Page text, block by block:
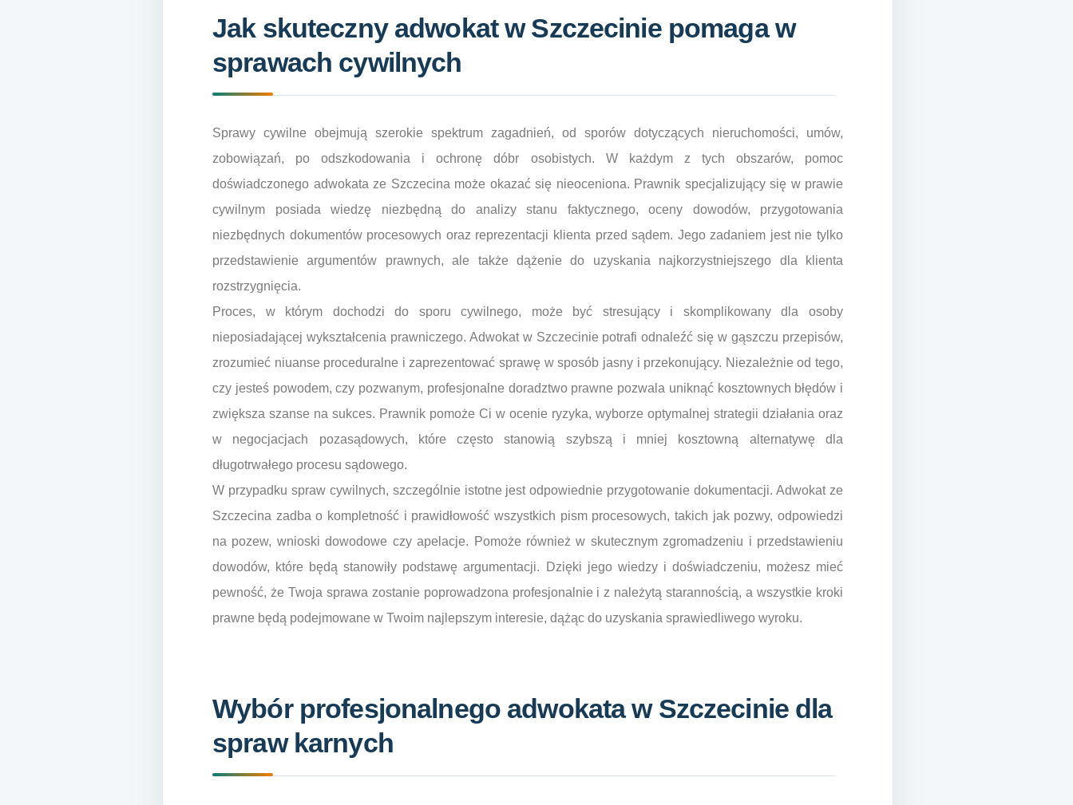
Jak skuteczny adwokat w Szczecinie pomaga w
sprawach cywilnych
Sprawy cywilne obejmują szerokie spektrum zagadnień, od sporów dotyczących nieruchomości, umów,
zobowiązań, po odszkodowania i ochronę dóbr osobistych. W każdym z tych obszarów, pomoc
doświadczonego adwokata ze Szczecina może okazać się nieoceniona. Prawnik specjalizujący się w prawie
cywilnym posiada wiedzę niezbędną do analizy stanu faktycznego, oceny dowodów, przygotowania
niezbędnych dokumentów procesowych oraz reprezentacji klienta przed sądem. Jego zadaniem jest nie tylko
przedstawienie argumentów prawnych, ale także dążenie do uzyskania najkorzystniejszego dla klienta
rozstrzygnięcia.
Proces, w którym dochodzi do sporu cywilnego, może być stresujący i skomplikowany dla osoby
nieposiadającej wykształcenia prawniczego. Adwokat w Szczecinie potrafi odnaleźć się w gąszczu przepisów,
zrozumieć niuanse proceduralne i zaprezentować sprawę w sposób jasny i przekonujący. Niezależnie od tego,
czy jesteś powodem, czy pozwanym, profesjonalne doradztwo prawne pozwala uniknąć kosztownych błędów i
zwiększa szanse na sukces. Prawnik pomoże Ci w ocenie ryzyka, wyborze optymalnej strategii działania oraz
w negocjacjach pozasądowych, które często stanowią szybszą i mniej kosztowną alternatywę dla
długotrwałego procesu sądowego.
W przypadku spraw cywilnych, szczególnie istotne jest odpowiednie przygotowanie dokumentacji. Adwokat ze
Szczecina zadba o kompletność i prawidłowość wszystkich pism procesowych, takich jak pozwy, odpowiedzi
na pozew, wnioski dowodowe czy apelacje. Pomoże również w skutecznym zgromadzeniu i przedstawieniu
dowodów, które będą stanowiły podstawę argumentacji. Dzięki jego wiedzy i doświadczeniu, możesz mieć
pewność, że Twoja sprawa zostanie poprowadzona profesjonalnie i z należytą starannością, a wszystkie kroki
prawne będą podejmowane w Twoim najlepszym interesie, dążąc do uzyskania sprawiedliwego wyroku.
Wybór profesjonalnego adwokata w Szczecinie dla
spraw karnych